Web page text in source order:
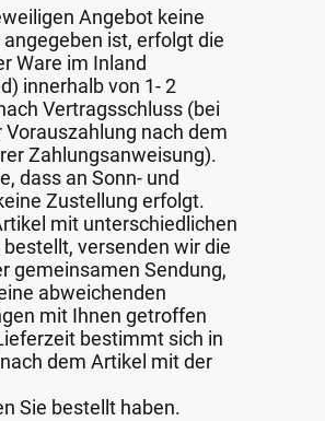
Angebot keine
ist, erfolgt die
Ware im Inland
innerhalb von 1- 2
Vertragsschluss (bei
nach dem
Zahlungsanweisung).
dass an Sonn- und
Zustellung erfolgt.
mit unterschiedlichen
versenden wir die
gemeinsamen Sendung,
abweichenden
mit Ihnen getroffen
bestimmt sich in
dem Artikel mit der
Sie bestellt haben.